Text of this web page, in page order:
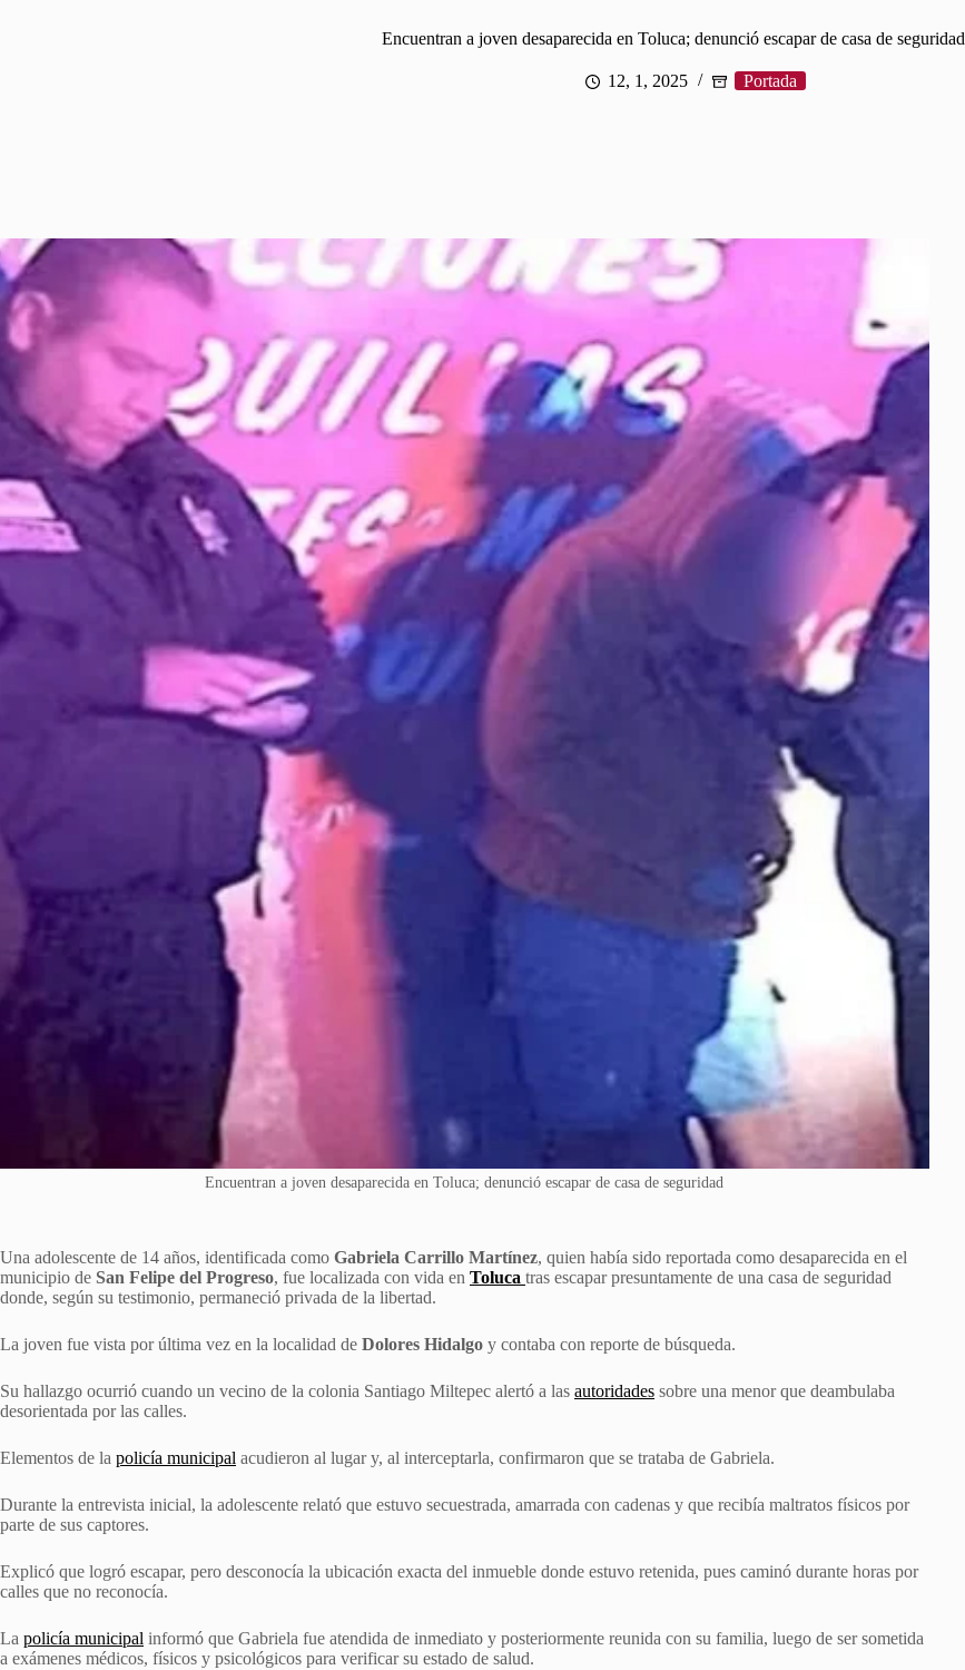
Encuentran a joven desaparecida en Toluca; denunció escapar de casa de seguridad
12, 1, 2025 Portada
Encuentran a joven desaparecida en Toluca; denunció escapar de casa de seguridad
Una adolescente de 14 años, identificada como Gabriela Carrillo Martínez, quien había sido reportada como desaparecida en el
municipio de San Felipe del Progreso, fue localizada con vida en Toluca tras escapar presuntamente de una casa de seguridad
donde, según su testimonio, permaneció privada de la libertad.
La joven fue vista por última vez en la localidad de Dolores Hidalgo y contaba con reporte de búsqueda.
Su hallazgo ocurrió cuando un vecino de la colonia Santiago Miltepec alertó a las autoridades sobre una menor que deambulaba
desorientada por las calles.
Elementos de la policía municipal acudieron al lugar y, al interceptarla, confirmaron que se trataba de Gabriela.
Durante la entrevista inicial, la adolescente relató que estuvo secuestrada, amarrada con cadenas y que recibía maltratos físicos por
parte de sus captores.
Explicó que logró escapar, pero desconocía la ubicación exacta del inmueble donde estuvo retenida, pues caminó durante horas por
calles que no reconocía.
La policía municipal informó que Gabriela fue atendida de inmediato y posteriormente reunida con su familia, luego de ser sometida
a exámenes médicos, físicos y psicológicos para verificar su estado de salud.